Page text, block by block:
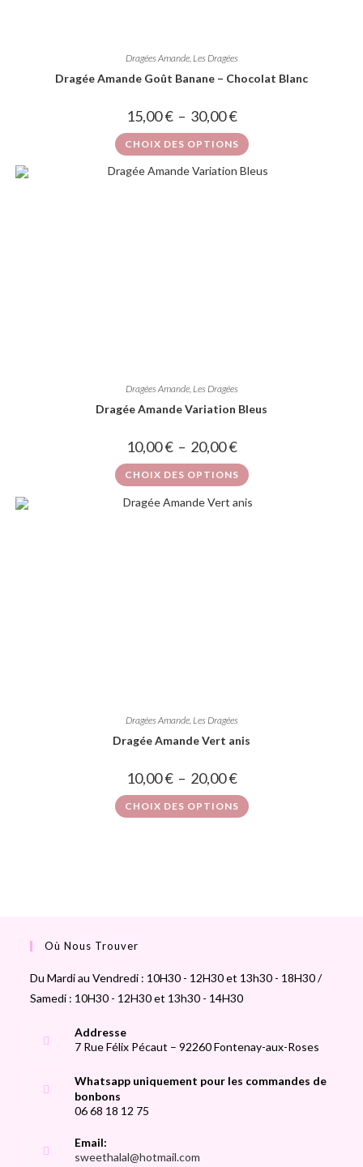
Dragées Amande, Les Dragées
Dragée Amande Goût Banane – Chocolat Blanc
15,00€ – 30,00€
CHOIX DES OPTIONS
Dragées Amande,Les Dragées
Dragée Amande Variation Bleus
10,00€ – 20,00€
CHOIX DES OPTIONS
Dragées Amande, Les Dragées
Dragée Amande Vert anis
10,00€ – 20,00€
CHOIX DES OPTIONS
Où Nous Trouver
Du Mardi au Vendredi : 10H30 - 12H30 et 13h30 - 18H30 /
Samedi : 10H30 - 12H30 et 13h30 - 14H30
Addresse
7 Rue Félix Pécaut – 92260 Fontenay-aux-Roses
Whatsapp uniquement pour les commandes de
bonbons
06 68 18 12 75
Email:
sweethalal@hotmail.com